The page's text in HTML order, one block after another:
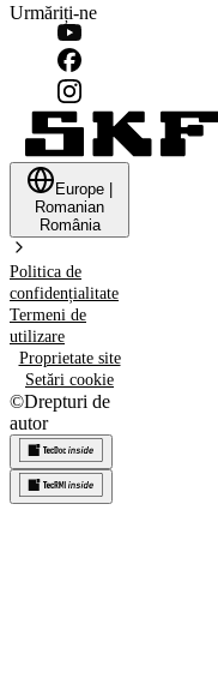
Urmăriți-ne
Europe
Romanian
România
Politica de
confidențialitate
Termeni de
utilizare
Proprietate site
Setări cookie
©Drepturi de
autor